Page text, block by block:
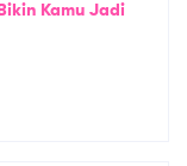
Kamu Jadi